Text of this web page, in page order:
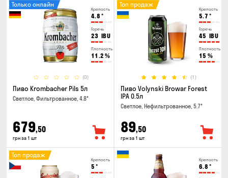
Крепость
4.8 °
Горечь
23 IBU
Плотность
11.2 %
(0)
Только онлайн
Пиво Krombacher Pils 5л
Светлое, Фильтрованное, 4.8°
679,50
грн за 1 шт
Крепость
5.7 °
Горечь
45 IBU
Плотность
15 %
(1)
Топ продаж
Пиво Volynski Browar Forest
IPA 0.5л
Светлое, Нефильтрованное, 5.7°
89,50
грн за 1 шт
Крепость
5 °
Топ продаж
Крепость
6.8 °